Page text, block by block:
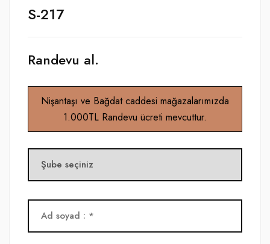
S-217
Randevu al.
Nişantaşı ve Bağdat caddesi mağazalarımızda
1.000TL Randevu ücreti mevcuttur.